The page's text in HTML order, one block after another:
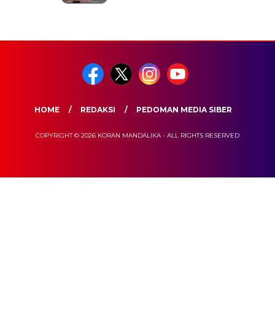
HOME REDAKSI PEDOMAN MEDIA SIBER
COPYRIGHT © 2026 KORAN MANDALIKA - ALL RIGHTS RESERVED